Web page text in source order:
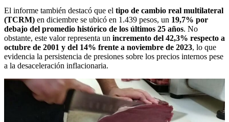
El informe también destacó que el tipo de cambio real multilateral
(TCRM) en diciembre se ubicó en 1.439 pesos, un 19,7% por
debajo del promedio histórico de los últimos 25 años. No
obstante, este valor representa un incremento del 42,3% respecto a
octubre de 2001 y del 14% frente a noviembre de 2023, lo que
evidencia la persistencia de presiones sobre los precios internos pese
a la desaceleración inflacionaria.